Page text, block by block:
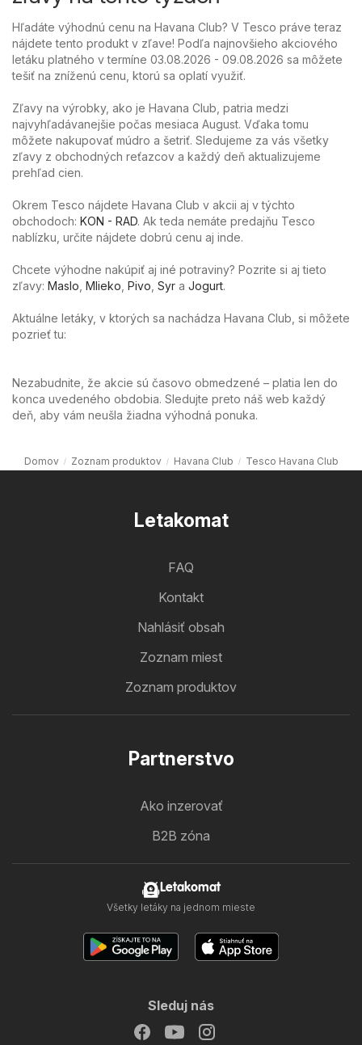
Hľadáte výhodnú cenu na Havana Club? V Tesco práve teraz
nájdete tento produkt v zľave! Podľa najnovšieho akciového
letáku platného v termíne 03.08.2026 - 09.08.2026 sa môžete
tešiť na zníženú cenu, ktorú sa oplatí využiť.
Zľavy na výrobky, ako je Havana Club, patria medzi
najvyhľadávanejšie počas mesiaca August. Vďaka tomu
môžete nakupovať múdro a šetriť. Sledujeme za vás všetky
zľavy z obchodných reťazcov a každý deň aktualizujeme
prehľad cien.
Okrem Tesco nájdete Havana Club v akcii aj v týchto
obchodoch: KON - RAD. Ak teda nemáte predajňu Tesco
nablízku, určite nájdete dobrú cenu aj inde.
Chcete výhodne nakúpiť aj iné potraviny? Pozrite si aj tieto
zľavy: Maslo Mlieko Pivo Syr a Jogurt.
Aktuálne letáky, v ktorých sa nachádza Havana Club, si môžete
pozrieť tu:
Nezabudnite, že akcie sú časovo obmedzené – platia len do
konca uvedeného obdobia. Sledujte preto náš web každý
deň, aby vám neušla žiadna výhodná ponuka.
Domov Zoznam produktov Havana Club Tesco Havana Club
Letakomat
FAQ
Kontakt
Nahlásiť obsah
Zoznam miest
Zoznam produktov
Partnerstvo
Ako inzerovať
B2B zóna
Letakomat
Všetky letáky na jednom mieste
Sleduj nás